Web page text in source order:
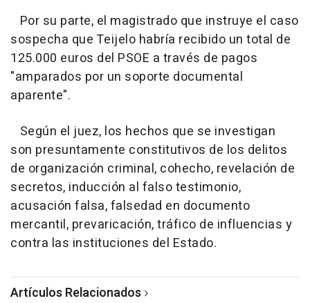
Por su parte, el magistrado que instruye el caso
sospecha que Teijelo habría recibido un total de
125.000 euros del PSOE a través de pagos
"amparados por un soporte documental
aparente".
Según el juez, los hechos que se investigan
son presuntamente constitutivos de los delitos
de organización criminal, cohecho, revelación de
secretos, inducción al falso testimonio,
acusación falsa, falsedad en documento
mercantil, prevaricación, tráfico de influencias y
contra las instituciones del Estado.
Artículos Relacionados